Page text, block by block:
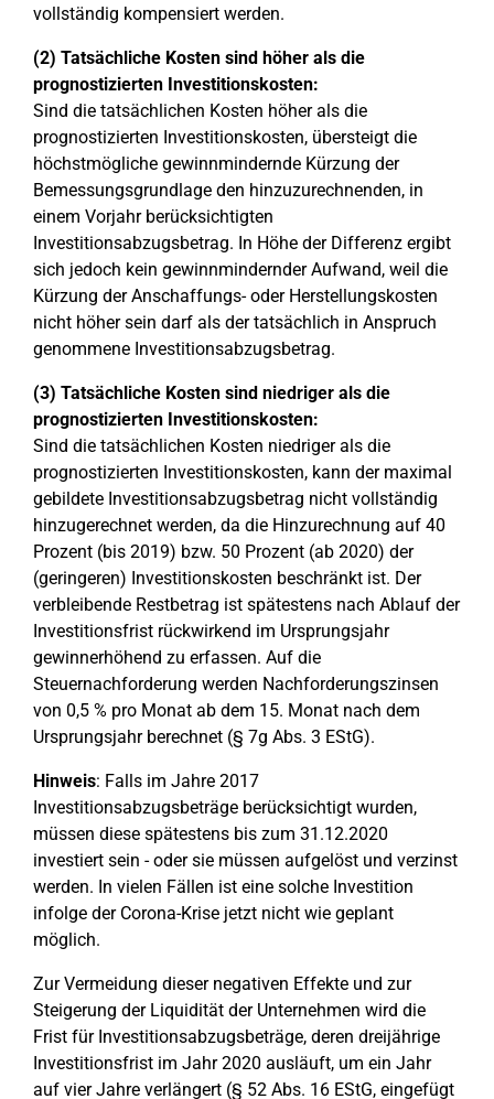
vollständig kompensiert werden.
(2) Tatsächliche Kosten sind höher als die
prognostizierten Investitionskosten:
Sind die tatsächlichen Kosten höher als die
prognostizierten Investitionskosten, übersteigt die
höchstmögliche gewinnmindernde Kürzung der
Bemessungsgrundlage den hinzuzurechnenden, in
einem Vorjahr berücksichtigten
Investitionsabzugsbetrag. In Höhe der Differenz ergibt
sich jedoch kein gewinnmindernder Aufwand, weil die
Kürzung der Anschaffungs- oder Herstellungskosten
nicht höher sein darf als der tatsächlich in Anspruch
genommene Investitionsabzugsbetrag.
(3) Tatsächliche Kosten sind niedriger als die
prognostizierten Investitionskosten:
Sind die tatsächlichen Kosten niedriger als die
prognostizierten Investitionskosten, kann der maximal
gebildete Investitionsabzugsbetrag nicht vollständig
hinzugerechnet werden, da die Hinzurechnung auf 40
Prozent (bis 2019) bzw. 50 Prozent (ab 2020) der
(geringeren) Investitionskosten beschränkt ist. Der
verbleibende Restbetrag ist spätestens nach Ablauf der
Investitionsfrist rückwirkend im Ursprungsjahr
gewinnerhöhend zu erfassen. Auf die
Steuernachforderung werden Nachforderungszinsen
von 0,5 % pro Monat ab dem 15. Monat nach dem
Ursprungsjahr berechnet (§ 7g Abs. 3 EStG).
Hinweis: Falls im Jahre 2017
Investitionsabzugsbeträge berücksichtigt wurden,
müssen diese spätestens bis zum 31.12.2020
investiert sein - oder sie müssen aufgelöst und verzinst
werden. In vielen Fällen ist eine solche Investition
infolge der Corona-Krise jetzt nicht wie geplant
möglich.
Zur Vermeidung dieser negativen Effekte und zur
Steigerung der Liquidität der Unternehmen wird die
Frist für Investitionsabzugsbeträge, deren dreijährige
Investitionsfrist im Jahr 2020 ausläuft, um ein Jahr
auf vier Jahre verlängert (§ 52 Abs. 16 EStG, eingefügt